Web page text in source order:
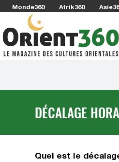
Monde360 Afrik360
DÉCALAGE
Quel est le